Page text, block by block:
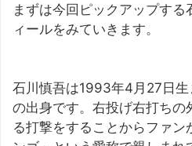
まずは今回ピックアップする
ィールをみていきます。
石川慎吾は1993年4月27日
の出身です。右投げ右打ちの
る打撃をすることからファ